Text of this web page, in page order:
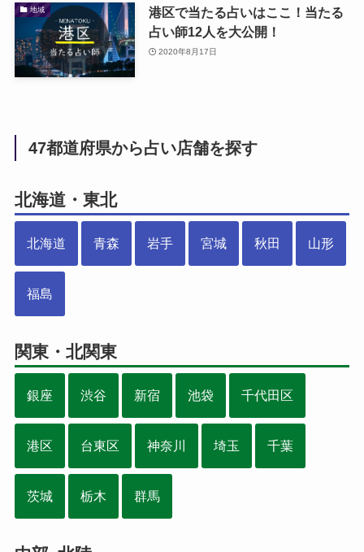
地域
港区で当たる占いはここ！当たる
占い師12人を大公開！
2020年8月17日
47都道府県から占い店舗を探す
北海道・東北
北海道 青森 岩手 宮城 秋田 山形
福島
関東・北関東
銀座 渋谷 新宿 池袋 千代田区
港区 台東区 神奈川 埼玉 千葉
茨城 栃木 群馬